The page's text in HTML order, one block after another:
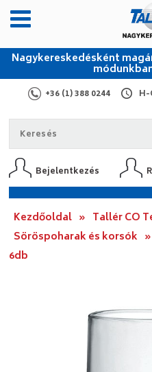
Nagykereskedésként
+36 (1) 388 0244 H-
Bejelentkezés
Kezdőoldal » Tallér CO
Söröspoharak és korsók »
6db